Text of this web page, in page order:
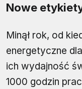
Nowe
Minął rok, od
energetyczne
ich wydajność
1000 godzin